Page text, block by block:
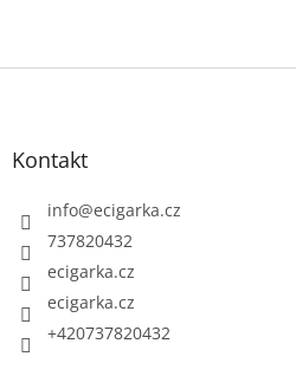
Kontakt
info@ecigarka.cz
737820432
ecigarka.cz
ecigarka.cz
+420737820432